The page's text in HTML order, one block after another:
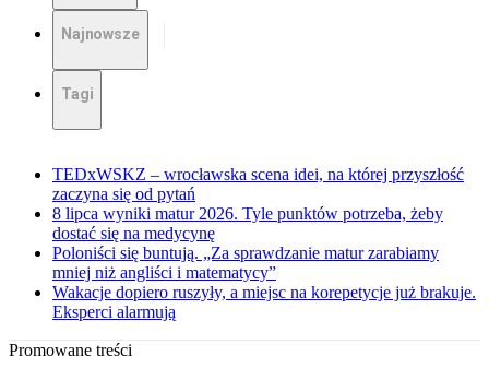
Najnowsze
Tagi
TEDxWSKZ – wrocławska scena idei, na której przyszłość
zaczyna się od pytań
8 lipca wyniki matur 2026. Tyle punktów potrzeba, żeby
dostać się na medycynę
Poloniści się buntują. „Za sprawdzanie matur zarabiamy
mniej niż angliści i matematycy”
Wakacje dopiero ruszyły, a miejsc na korepetycje już brakuje.
Eksperci alarmują
Promowane treści